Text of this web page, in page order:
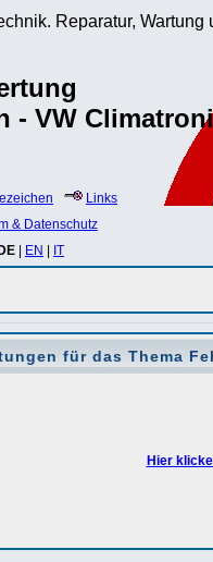
Reparatur, Wartung
- VW
Links
& Datenschutz
DE EN IT
für das Thema
Hier